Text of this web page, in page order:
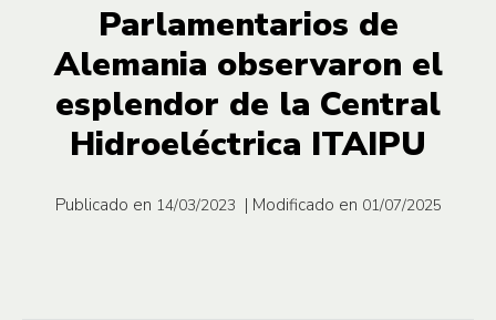
Parlamentarios de
Alemania observaron el
esplendor de la Central
Hidroeléctrica ITAIPU
Publicado en 14/03/2023 | Modificado en 01/07/2025